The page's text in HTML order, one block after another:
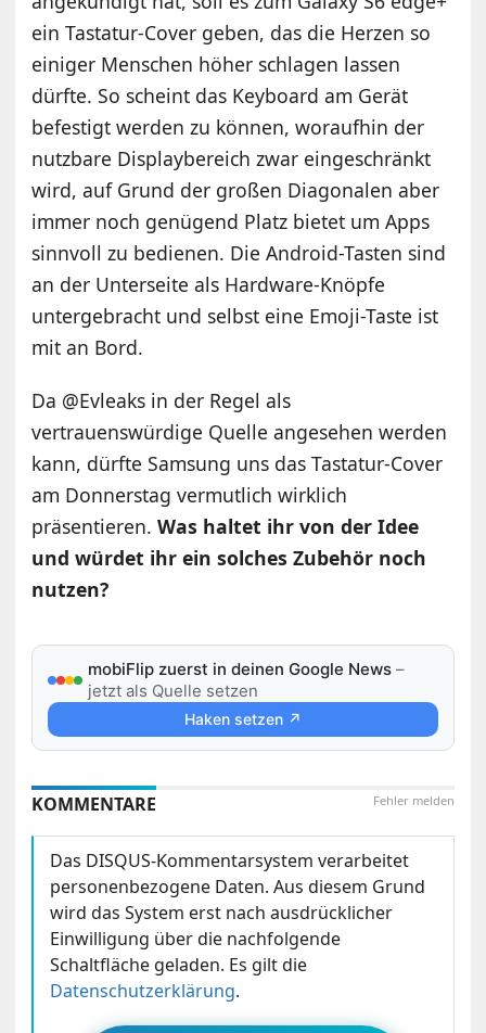
ein Tastatur-Cover geben, das die Herzen so
einiger Menschen höher schlagen lassen
dürfte. So scheint das Keyboard am Gerät
befestigt werden zu können, woraufhin der
nutzbare Displaybereich zwar eingeschränkt
wird, auf Grund der großen Diagonalen aber
immer noch genügend Platz bietet um Apps
sinnvoll zu bedienen. Die Android-Tasten sind
an der Unterseite als Hardware-Knöpfe
untergebracht und selbst eine Emoji-Taste ist
mit an Bord.
Da @Evleaks in der Regel als
vertrauenswürdige Quelle angesehen werden
kann, dürfte Samsung uns das Tastatur-Cover
am Donnerstag vermutlich wirklich
präsentieren.Was haltet ihr von der Idee
und würdet ihr ein solches Zubehör noch
nutzen?
mobiFlip zuerst in deinen Google News –
jetzt als Quelle setzen
Haken setzen ↗
Fehler melden
KOMMENTARE
Das DISQUS-Kommentarsystem verarbeitet
personenbezogene Daten. Aus diesem Grund
wird das System erst nach ausdrücklicher
Einwilligung über die nachfolgende
Schaltfläche geladen. Es gilt die
Datenschutzerklärung.